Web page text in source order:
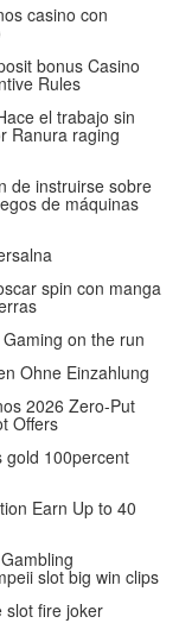
casino con
bonus Casino
Rules
el trabajo sin
Ranura raging
de instruirse sobre
de máquinas
spin con manga
on the run
Ohne Einzahlung
2026 Zero-Put
Offers
gold 100percent
Earn Up to 40
slot big win clips
slot fire joker